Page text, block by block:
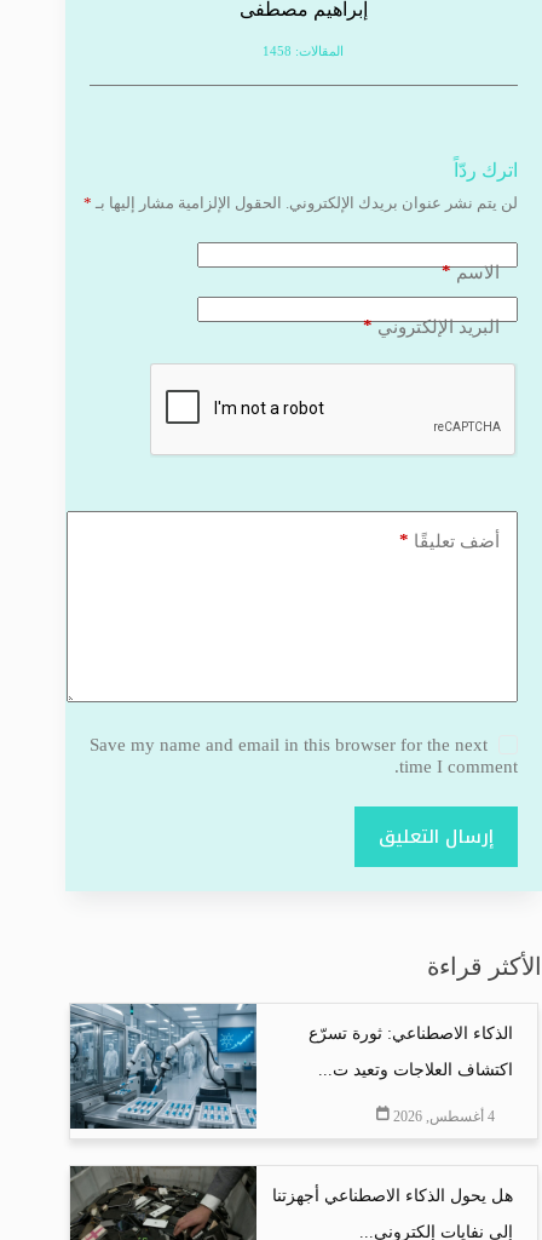
إبراهيم مصطفى
المقالات: 1458
اترك ردّاً
لن يتم نشر عنوان بريدك الإلكتروني. الحقول الإلزامية مشار إليها بـ *
الاسم*
البريد الإلكتروني*
أضف تعليقًا *
Save my name and email in this browser for the next
time I comment.
إرسال التعليق
الأكثر قراءة
الذكاء الاصطناعي: ثورة تسرّع
اكتشاف العلاجات وتعيد ت...
4 أغسطس, 2026
هل يحول الذكاء الاصطناعي أجهزتنا
إلى نفايات إلكتروني...